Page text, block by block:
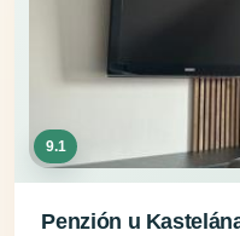
9.1
Penzión u